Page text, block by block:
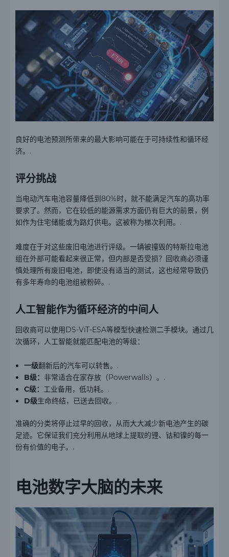
良好的电池预测所带来的最大影响可能在于可持续性和循环经
济。.
评分挑战
当电动汽车电池容量降低到80%时，就不能满足汽车的高功率
要求了。然而，它在较低的能源需求方面仍有巨大的前景，例
如作为住宅储能或为路灯供电。这被称为梯次利用。.
难度在于对这些废旧电池进行评级。一辆被撞毁的特斯拉电池
组在外部可能看起来很正常，但内部是否受损？回收商必须谨
慎处理所有废旧电池，即使没有适当的测试，这也经常导致仍
有多年寿命的电池组被粉碎。.
人工智能作为循环经济的中间人
回收商可以使用DS-ViT-ESA等模型快速检测二手模块。通过几
次循环，人工智能就能匹配电池的等级：
一级翻新后的汽车可以转售。.
B级： 非常适合在家存放（Powerwalls）。.
C级： 工业备用，低功耗。.
D级生命终结，已送去回收。.
准确的分类将停止过早的回收，从而大大减少新电池产生的碳
足迹。它保证我们充分利用从地球上提取的锂、钴和镍的每一
份有价值的电子。.
电池数字大脑的未来